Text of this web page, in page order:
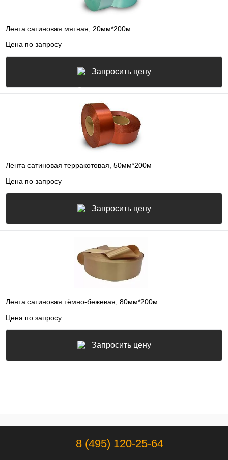
Лента сатиновая мятная, 20мм*200м
Цена по запросу
Запросить цену
Лента сатиновая терракотовая, 50мм*200м
Цена по запросу
Запросить цену
Лента сатиновая тёмно-бежевая, 80мм*200м
Цена по запросу
Запросить цену
8 (495) 120-25-64